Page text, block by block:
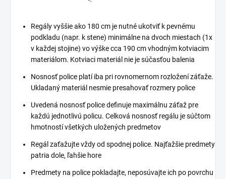
Regály vyššie ako 180 cm je nutné ukotviť k pevnému
podkladu (napr. k stene) minimálne na dvoch miestach (1x
v každej stojine) vo výške cca 190 cm vhodným kotviacim
materiálom. Kotviaci materiál nie je súčasťou balenia
Nosnosť police platí iba pri rovnomernom rozložení záťaže.
Ukladaný materiál nesmie presahovať rozmery police
Uvedená nosnosť police definuje maximálnu záťaž pre
každú jednotlivú policu. Celková nosnosť regálu je súčtom
hmotností všetkých uložených predmetov
Regál zaťažujte vždy od spodnej police. Najťažšie predmety
patria dole, ľahšie hore
Predmety na police pokladajte, neposúvajte ich po povrchu